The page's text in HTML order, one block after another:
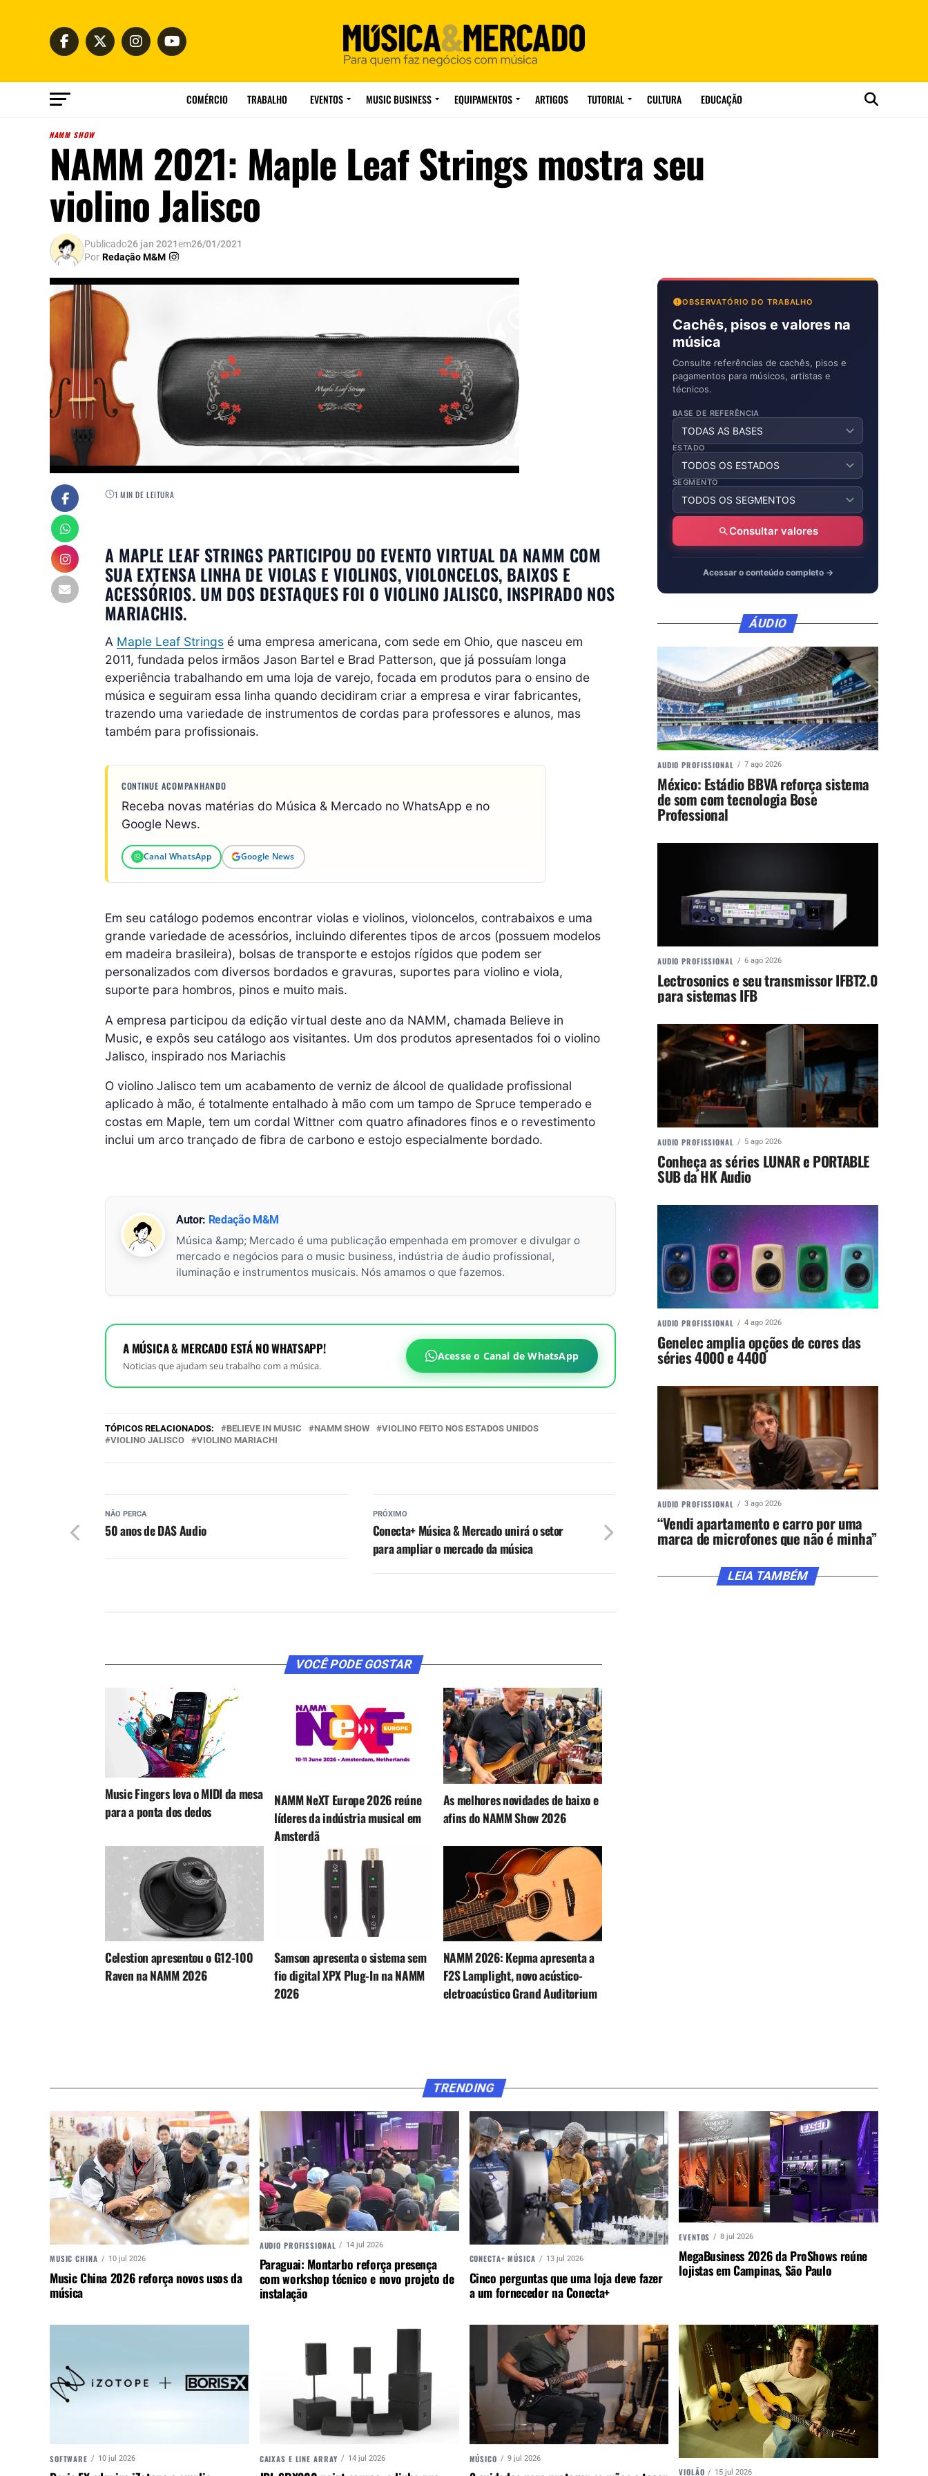
COMÉRCIO TRABALHO EVENTOS MUSIC BUSINESS EQUIPAMENTOS ARTIGOS TUTORIAL CULTURA EDUCAÇÃO
NAMM SHOW
NAMM 2021: Maple Leaf Strings mostra seu
violino Jalisco
Publicado26 jan 2021em26/01/2021
Por Redação M&M
1 MIN DE LEITURA
A MAPLE LEAF STRINGS PARTICIPOU DO EVENTO VIRTUAL DA NAMM COM
SUA EXTENSA LINHA DE VIOLAS E VIOLINOS, VIOLONCELOS, BAIXOS E
ACESSÓRIOS. UM DOS DESTAQUES FOI O VIOLINO JALISCO, INSPIRADO NOS
MARIACHIS.
A Maple Leaf Strings é uma empresa americana, com sede em Ohio, que nasceu em
2011, fundada pelos irmãos Jason Bartel e Brad Patterson, que já possuíam longa
experiência trabalhando em uma loja de varejo, focada em produtos para o ensino de
música e seguiram essa linha quando decidiram criar a empresa e virar fabricantes,
trazendo uma variedade de instrumentos de cordas para professores e alunos, mas
também para profissionais.
CONTINUE ACOMPANHANDO
Receba novas matérias do Música & Mercado no WhatsApp e no
Google News.
Canal WhatsApp Google News
Em seu catálogo podemos encontrar violas e violinos, violoncelos, contrabaixos e uma
grande variedade de acessórios, incluindo diferentes tipos de arcos (possuem modelos
em madeira brasileira), bolsas de transporte e estojos rígidos que podem ser
personalizados com diversos bordados e gravuras, suportes para violino e viola,
suporte para hombros, pinos e muito mais.
A empresa participou da edição virtual deste ano da NAMM, chamada Believe in
Music, e expôs seu catálogo aos visitantes. Um dos produtos apresentados foi o violino
Jalisco, inspirado nos Mariachis
O violino Jalisco tem um acabamento de verniz de álcool de qualidade profissional
aplicado à mão, é totalmente entalhado à mão com um tampo de Spruce temperado e
costas em Maple, tem um cordal Wittner com quatro afinadores finos e o revestimento
inclui um arco trançado de fibra de carbono e estojo especialmente bordado.
Autor: Redação M&M
Música &amp; Mercado é uma publicação empenhada em promover e divulgar o
mercado e negócios para o music business, indústria de áudio profissional,
iluminação e instrumentos musicais. Nós amamos o que fazemos.
A MÚSICA & MERCADO ESTÁ NO WHATSAPP!
Noticias que ajudam seu trabalho com a música.
Acesse o Canal de WhatsApp
TÓPICOS RELACIONADOS: BELIEVE IN MUSIC NAMM SHOW
VIOLINO FEITO NOS ESTADOS UNIDOS
VIOLINO JALISCO
VIOLINO MARIACHI
PRÓXIMO
Conecta+ Música & Mercado unirá o setor
para ampliar o mercado da música
NÃO PERCA
50 anos de DAS Audio
VOCÊ PODE GOSTAR
Music Fingers leva o MIDI da mesa
para a ponta dos dedos
NAMM NeXT Europe 2026 reúne
líderes da indústria musical em
Amsterdã
As melhores novidades de baixo e
afins do NAMM Show 2026
Celestion apresentou o G12-100
Raven na NAMM 2026
Samson apresenta o sistema sem
fio digital XPX Plug-In na NAMM
2026
NAMM 2026: Kepma apresenta a
F2S Lamplight, novo acústico-
eletroacústico Grand Auditorium
OBSERVATÓRIO DO TRABALHO
Cachês, pisos e valores na
música
Consulte referências de cachês, pisos e
pagamentos para músicos, artistas e
técnicos.
BASE DE REFERÊNCIA
ESTADO
SEGMENTO
Consultar valores
Acessar o conteúdo completo →
ÁUDIO
AUDIO PROFISSIONAL 7 ago 2026
México: Estádio BBVA reforça sistema
de som com tecnologia Bose
Professional
AUDIO PROFISSIONAL 6 ago 2026
Lectrosonics e seu transmissor IFBT2.0
para sistemas IFB
AUDIO PROFISSIONAL 5 ago 2026
Conheça as séries LUNAR e PORTABLE
SUB da HK Audio
AUDIO PROFISSIONAL 4 ago 2026
Genelec amplia opções de cores das
séries 4000 e 4400
AUDIO PROFISSIONAL 3 ago 2026
“Vendi apartamento e carro por uma
marca de microfones que não é minha”
LEIA TAMBÉM
TRENDING
MUSIC CHINA 10 jul 2026
Music China 2026 reforça novos usos da
música
AUDIO PROFISSIONAL 14 jul 2026
Paraguai: Montarbo reforça presença
com workshop técnico e novo projeto de
instalação
CONECTA+ MÚSICA 13 jul 2026
Cinco perguntas que uma loja deve fazer
a um fornecedor na Conecta+
EVENTOS 8 jul 2026
MegaBusiness 2026 da ProShows reúne
lojistas em Campinas, São Paulo
SOFTWARE 10 jul 2026 CAIXAS E LINE ARRAY 14 jul 2026 MÚSICO 9 jul 2026
VIOLÃO 15 jul 2026